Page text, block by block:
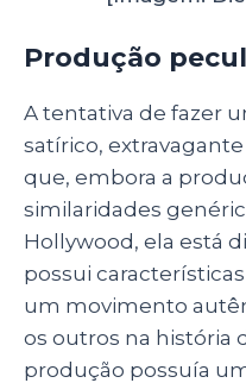
Produção
A tentativa de fazer
satírico,
que, embora a
similaridades
Hollywood, ela está
possui
um movimento
os outros na história
produção possuía